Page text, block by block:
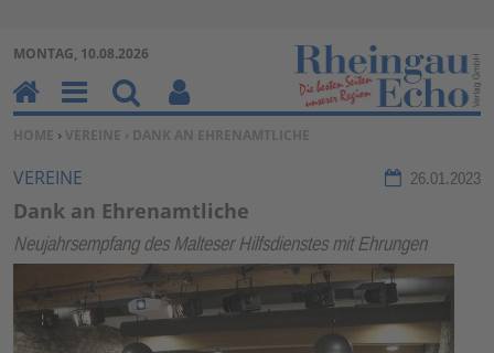
Zum Inhalt springen ↓
MONTAG, 10.08.2026
SIE BEFINDEN SICH HIER:
HOME › VEREINE › DANK AN EHRENAMTLICHE
VEREINE 26.01.2023
Dank an Ehrenamtliche
Neujahrsempfang des Malteser Hilfsdienstes mit Ehrungen
H
o
m
e
M
en
u
Su
ch
Be
nu
erf
un
kti
on
en